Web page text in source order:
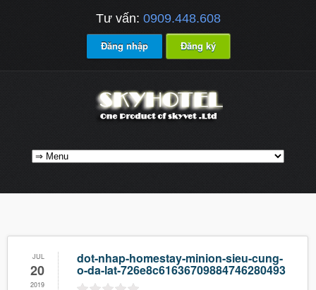
Tư vấn: 0909.448.608
Đăng nhập Đăng ký
JUL
20
2019
dot-nhap-homestay-minion-sieu-cung-
o-da-lat-726e8c61636709884746280493